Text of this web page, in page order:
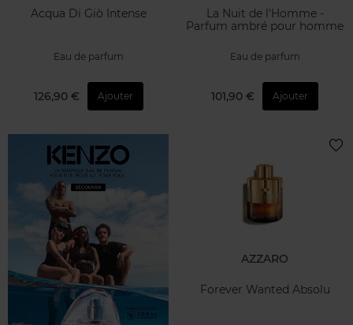
Acqua Di Giò Intense
Eau de parfum
126,90 € Ajouter
La Nuit de l'Homme -
Parfum ambré pour homme
Eau de parfum
101,90 € Ajouter
AZZARO
Forever Wanted Absolu